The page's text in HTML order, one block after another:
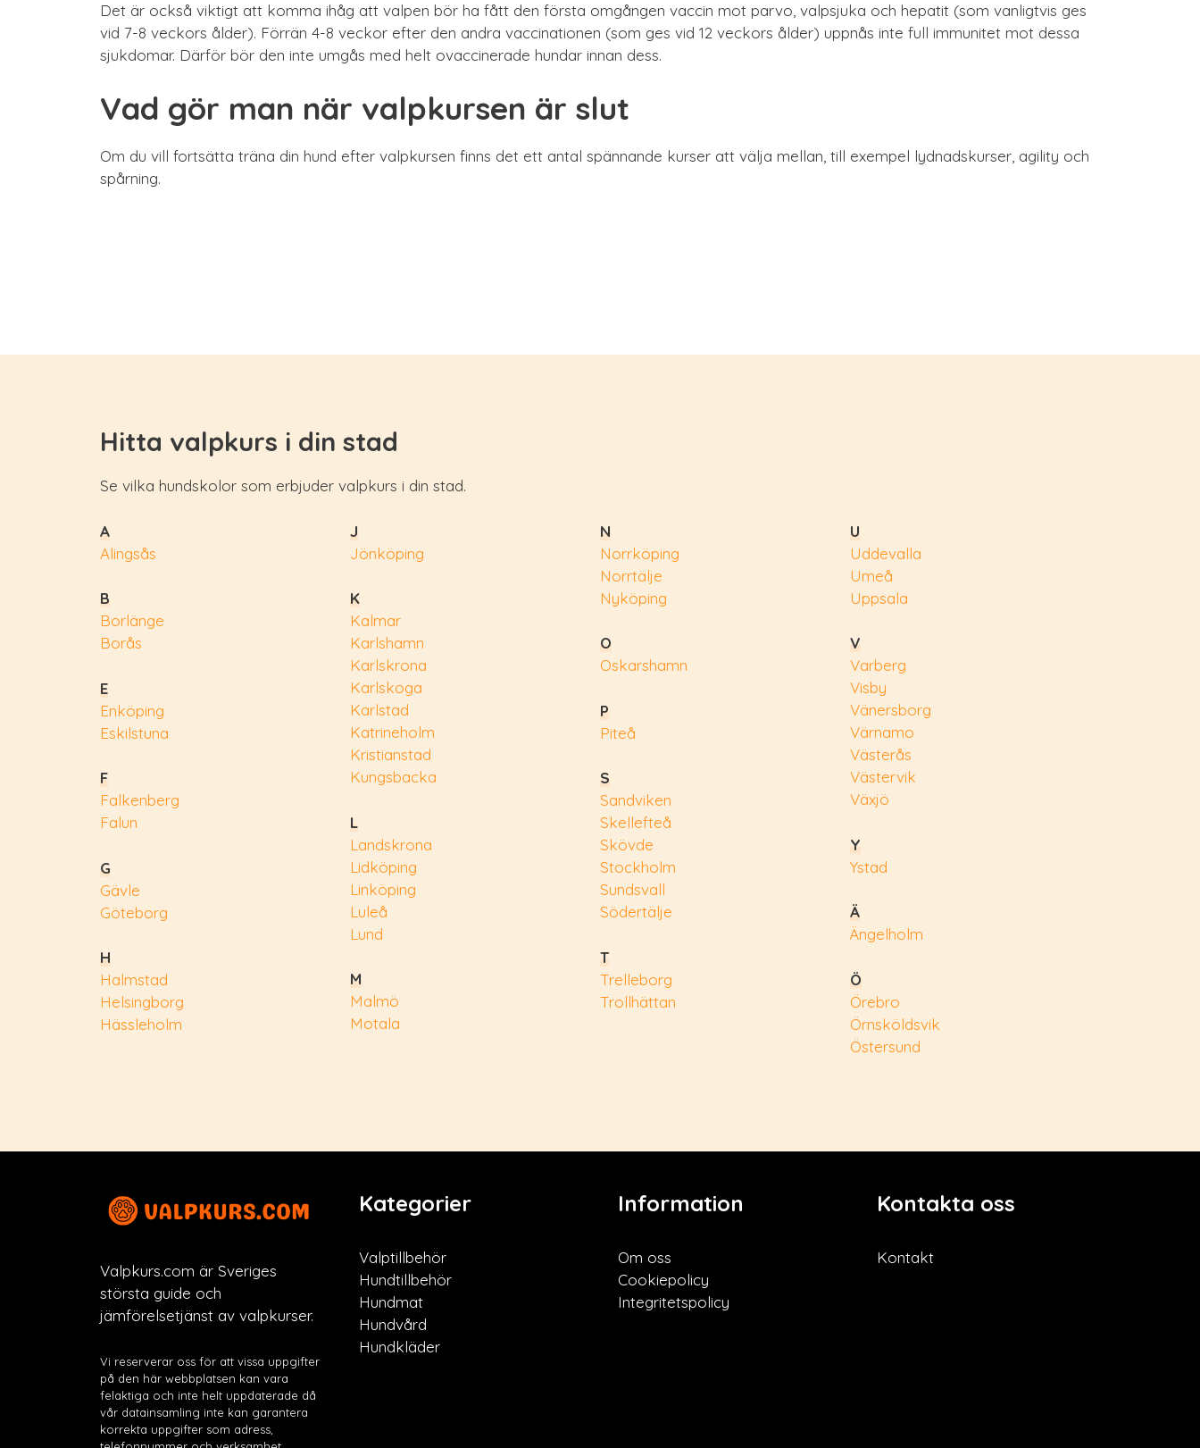
Det är också viktigt att komma ihåg att valpen bör ha fått den första omgången vaccin mot parvo, valpsjuka och hepatit (som vanligtvis ges
vid 7-8 veckors ålder). Förrän 4-8 veckor efter den andra vaccinationen (som ges vid 12 veckors ålder) uppnås inte full immunitet mot dessa
sjukdomar. Därför bör den inte umgås med helt ovaccinerade hundar innan dess.
Vad gör man när valpkursen är slut
Om du vill fortsätta träna din hund efter valpkursen finns det ett antal spännande kurser att välja mellan, till exempel lydnadskurser, agility och
spårning.
Hitta valpkurs i din stad
Se vilka hundskolor som erbjuder valpkurs i din stad.
A
Alingsås
B
Borlänge
Borås
E
Enköping
Eskilstuna
F
Falkenberg
Falun
G
Gävle
Göteborg
H
Halmstad
Helsingborg
Hässleholm
J
Jönköping
K
Kalmar
Karlshamn
Karlskrona
Karlskoga
Karlstad
Katrineholm
Kristianstad
Kungsbacka
L
Landskrona
Lidköping
Linköping
Luleå
Lund
M
Malmö
Motala
N
Norrköping
Norrtälje
Nyköping
O
Oskarshamn
P
Piteå
S
Sandviken
Skellefteå
Skövde
Stockholm
Sundsvall
Södertälje
T
Trelleborg
Trollhättan
U
Uddevalla
Umeå
Uppsala
V
Varberg
Visby
Vänersborg
Värnamo
Västerås
Västervik
Växjö
Y
Ystad
Ä
Ängelholm
Ö
Örebro
Örnsköldsvik
Östersund
Valpkurs.com är Sveriges
största guide och
jämförelsetjänst av valpkurser.
Vi reserverar oss för att vissa uppgifter
på den här webbplatsen kan vara
felaktiga och inte helt uppdaterade då
vår datainsamling inte kan garantera
korrekta uppgifter som adress,
Kategorier
Valptillbehör
Hundtillbehör
Hundmat
Hundvård
Hundkläder
Information
Om oss
Cookiepolicy
Integritetspolicy
Kontakta oss
Kontakt